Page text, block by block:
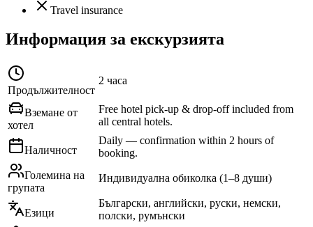
Travel insurance
Информация за екскурзията
Продължителност
2 часа
Вземане от
хотел
Free hotel pick-up & drop-off included from
all central hotels.
Наличност
Daily — confirmation within 2 hours of
booking.
Големина на
групата
Индивидуална обиколка (1–8 души)
Езици
Български, английски, руски, немски,
полски, румънски